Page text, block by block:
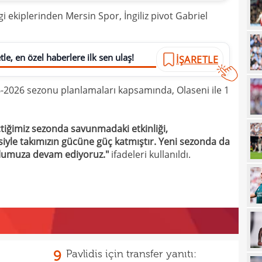
ekiplerinden Mersin Spor, İngiliz pivot Gabriel
en özel haberlere ilk sen ulaş! İŞARETLE
sezonu planlamaları kapsamında, Olaseni ile 1
sezonda savunmadaki etkinliği,
takımızın gücüne güç katmıştır. Yeni sezonda da
devam ediyoruz." ifadeleri kullanıldı.
9 Pavlidis için transfer yanıtı: